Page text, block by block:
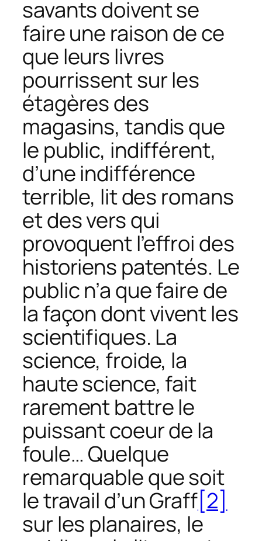
savants doivent se
faire une raison de ce
que leurs livres
pourrissent sur les
étagères des
magasins, tandis que
le public, indifférent,
d’une indifférence
terrible, lit des romans
et des vers qui
provoquent l’effroi des
historiens patentés. Le
public n’a que faire de
la façon dont vivent les
scientifiques. La
science, froide, la
haute science, fait
rarement battre le
puissant coeur de la
foule… Quelque
remarquable que soit
le travail d’un Graff[2]
sur les planaires, le